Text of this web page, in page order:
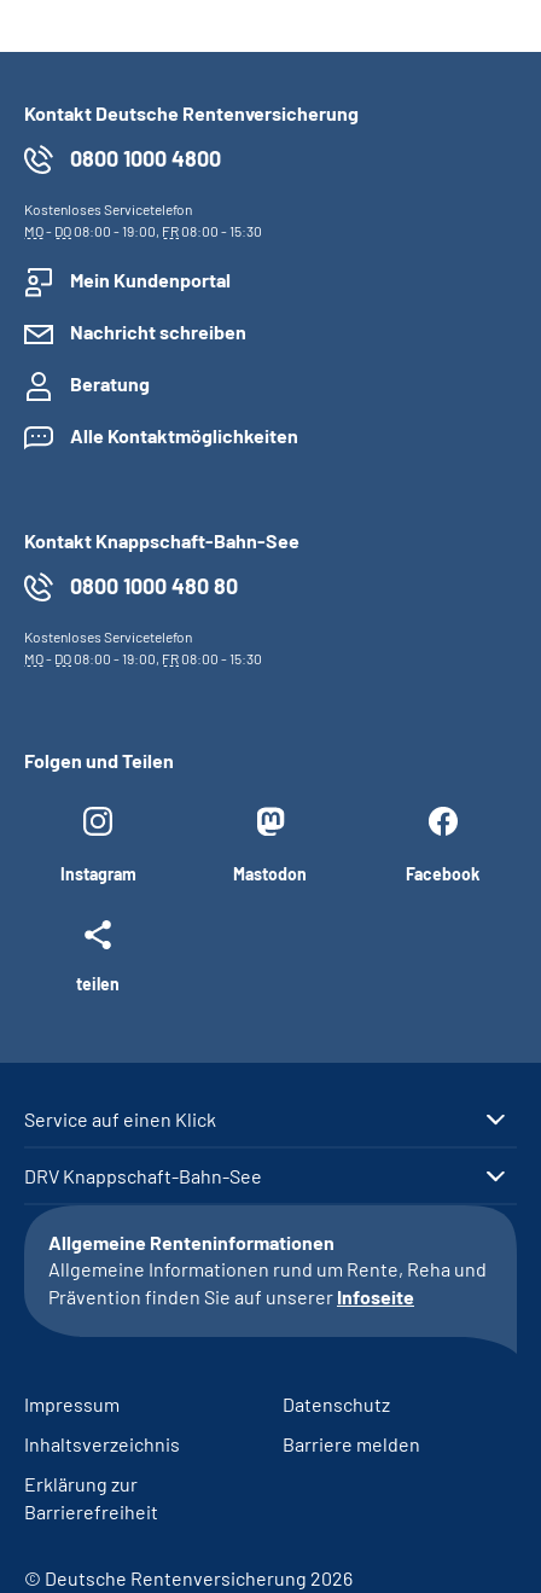
Kontakt Deutsche Rentenversicherung
0800 1000 4800
Kostenloses Servicetelefon
MO- DO08:00 - 19:00, FR08:00 - 15:30
Mein Kundenportal
Nachricht schreiben
Beratung
Alle Kontaktmöglichkeiten
Kontakt Knappschaft-Bahn-See
0800 1000 480 80
Kostenloses Servicetelefon
MO- DO08:00 - 19:00, FR08:00 - 15:30
Folgen und Teilen
Instagram Mastodon Facebook
teilen
Service auf einen Klick
DRV Knappschaft-Bahn-See
Allgemeine Renteninformationen
Allgemeine Informationen rund um Rente, Reha und
Prävention finden Sie auf unserer Infoseite
Impressum
Datenschutz
Inhaltsverzeichnis
Barriere melden
Erklärung zur
Barrierefreiheit
© Deutsche Rentenversicherung 2026